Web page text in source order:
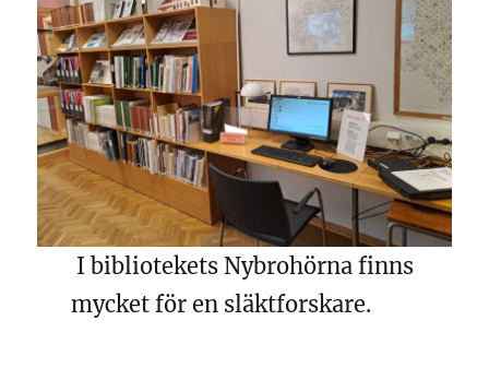
I bibliotekets Nybrohörna finns
mycket för en släktforskare.